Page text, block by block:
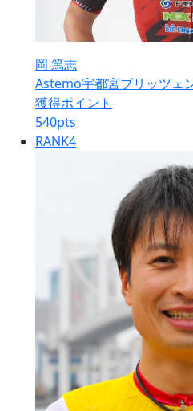
岡 篤志
Astemo宇都宮ブリッツェ
獲得ポイント
540pts
RANK4